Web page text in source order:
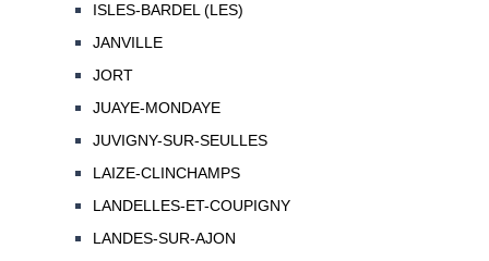
ISLES-BARDEL (LES)
JANVILLE
JORT
JUAYE-MONDAYE
JUVIGNY-SUR-SEULLES
LAIZE-CLINCHAMPS
LANDELLES-ET-COUPIGNY
LANDES-SUR-AJON